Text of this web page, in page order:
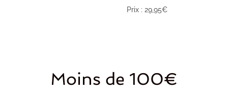
Prix : 29,95€
Moins de 100€